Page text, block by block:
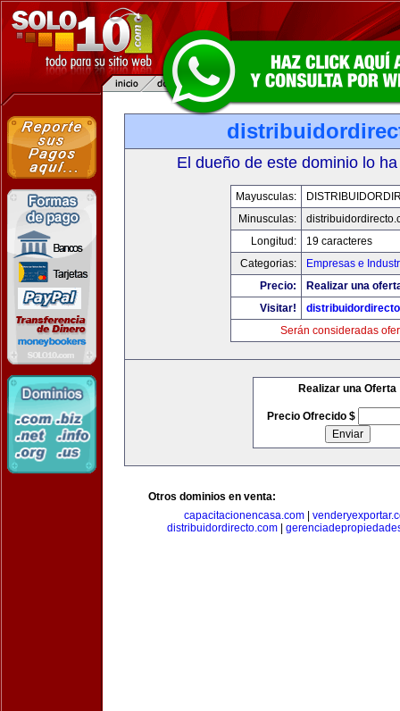
El dueño de este dominio lo
Mayusculas:
Minusculas:
Longitud:
19 caracteres
Categorias:
Empresas e
Precio:
Realizar una
Visitar!
Serán consideradas
Realizar una Oferta
Precio Ofrecido $
Otros dominios en venta:
capacitacionencasa.com|
distribuidordirecto.com|